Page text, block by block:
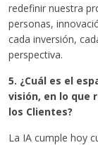
redefinir nuestra
personas,
cada inversión,
perspectiva.
5. ¿Cuál es el
visión, en lo que
los Clientes?
La IA cumple hoy